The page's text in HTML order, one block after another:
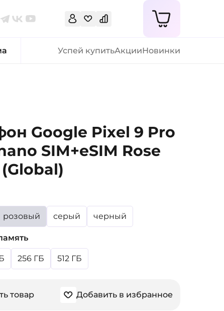
Успей купитьАкцииНовинки
Google Pixel 9 Pro
SIM+eSIM Rose
розовый серый черный
256 ГБ 512 ГБ
товар Добавить в избранное